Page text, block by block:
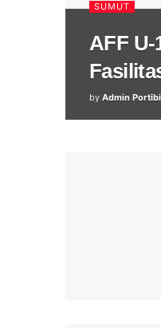
SUMUT
AFF
by Admin Portibi